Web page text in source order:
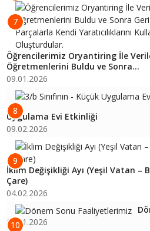
7
Öğrencilerimiz Oryantiring İle
Öğretmenlerini Buldu ve Sonra...
09.01.2026
8
Uygulama Evi Etkinliği
09.02.2026
9
İklim Değişikliği Ayı (Yeşil Vatan –
Çare)
04.02.2026
10
16.01.2026